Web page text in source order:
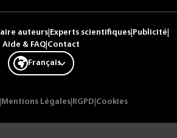
auteurs Experts scientifiques Publicité
Aide & FAQ| Contact
Français
Mentions Légales RGPD Cookies